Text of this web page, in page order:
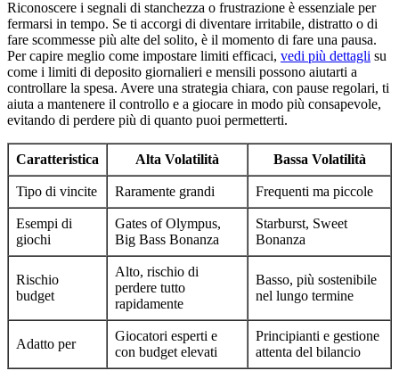
Riconoscere i segnali di stanchezza o frustrazione è essenziale per
fermarsi in tempo. Se ti accorgi di diventare irritabile, distratto o di
fare scommesse più alte del solito, è il momento di fare una pausa.
Per capire meglio come impostare limiti efficaci, vedi più dettagli su
come i limiti di deposito giornalieri e mensili possono aiutarti a
controllare la spesa. Avere una strategia chiara, con pause regolari, ti
aiuta a mantenere il controllo e a giocare in modo più consapevole,
evitando di perdere più di quanto puoi permetterti.
Caratteristica Alta Volatilità Bassa Volatilità
Tipo di vincite Raramente grandi Frequenti ma piccole
Esempi di
giochi
Gates of Olympus,
Big Bass Bonanza
Starburst, Sweet
Bonanza
Rischio
budget
Alto, rischio di
perdere tutto
rapidamente
Basso, più sostenibile
nel lungo termine
Adatto per
Giocatori esperti e
con budget elevati
Principianti e gestione
attenta del bilancio